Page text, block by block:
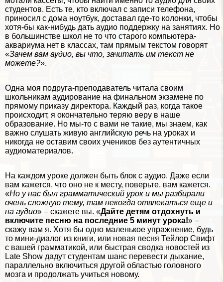
студентов. Есть те, кто включал с записи телефона,
приносил с дома ноутбук, доставал где-то колонки, чтобы
хотя-бы как-нибудь дать аудио поддержку на занятиях. Но
в большинстве школ не то что старого компьютера-
аквариума нет в классах, там прямым текстом говорят
«Зачем вам аудио, вы что, зачитать им текст не
можете?».
Одна моя подруга-преподаватель читала своим
школьникам аудирование на финальном экзамене по
прямому приказу директора. Каждый раз, когда такое
происходит, я окончательно теряю веру в наше
образование. Но мы-то с вами не такие, мы знаем, как
важно слушать живую английскую речь на уроках и
никогда не оставим своих учеников без аутентичных
аудиоматериалов.
На каждом уроке должен быть блок с аудио. Даже если
вам кажется, что оно не к месту, поверьте, вам кажется.
«Но у нас был грамматический урок и мы разбирали
очень сложную тему, там некогда отвлекаться еще и
на аудио» – скажете вы. «Дайте детям отдохнуть и
включите песню на последние 5 минут урока!» –
скажу вам я. Хотя бы одно маленькое упражнение, будь
то мини-диалог из книги, или новая песня Тейлор Свифт
с вашей грамматикой, или быстрая сводка новостей из
Late Show дадут студентам шанс перевести дыхание,
параллельно включиться другой областью головного
мозга и продолжать учиться новому.